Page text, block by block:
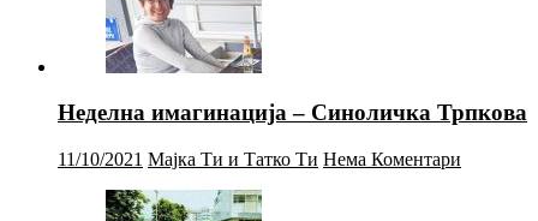
Неделна имагинација – Синоличка Трпкова
11/10/2021 Мајка Ти и Татко Ти Нема Коментари